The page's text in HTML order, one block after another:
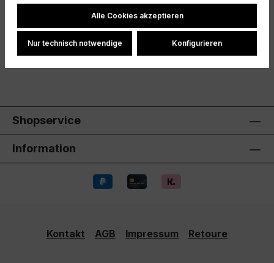
Windbreaker für Kinder und Tee…Mehr
Hersteller
Shopservice
Information
Kontakt AGB Impressum Retoure
Cookie-Einstellungen
Alle Cookies akzeptieren
Nur technisch notwendige Konfigurieren